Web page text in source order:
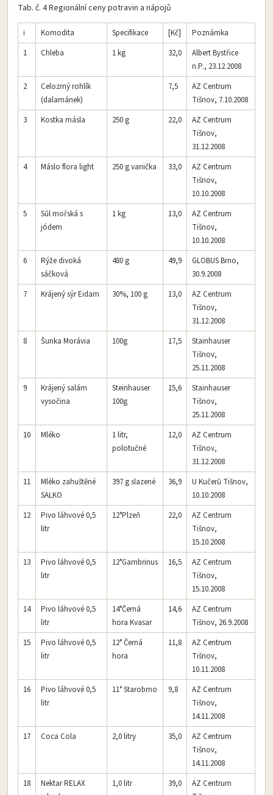
Tab. č. 4 Regionální ceny potravin a nápojů
i Komodita Specifikace [Kč]
Poznámka
1
Chleba 1 kg 32,0
Albert Bystřice
n.P., 23.12.2008
2
Celozrný rohlík
(dalamánek)
7,5
AZ Centrum
Tišnov, 7.10.2008
3
Kostka másla 250 g 22,0
AZ Centrum
Tišnov,
31.12.2008
4
Máslo flora light 250 g vanička 33,0
AZ Centrum
Tišnov,
10.10.2008
5
Sůl mořská s
jódem
1 kg 13,0
AZ Centrum
Tišnov,
10.10.2008
6
Rýže divoká
sáčková
480 g 49,9
GLOBUS Brno,
30.9.2008
7
Krájený sýr Eidam 30%, 100 g 13,0
AZ Centrum
Tišnov,
31.12.2008
8
Šunka Morávia 100g 17,5
Stainhauser
Tišnov,
25.11.2008
9
Krájený salám
vysočina
Steinhauser
100g
15,6
Stainhauser
Tišnov,
25.11.2008
10
Mléko
1 litr,
polotučné
12,0
AZ Centrum
Tišnov,
31.12.2008
11
Mléko zahuštěné
SALKO
397 g slazené 36,9
U Kučerů Tišnov,
10.10.2008
12
Pivo láhvové 0,5
litr
12°Plzeň 22,0
AZ Centrum
Tišnov,
15.10.2008
13
Pivo láhvové 0,5
litr
12°Gambrinus 16,5
AZ Centrum
Tišnov,
15.10.2008
14
Pivo láhvové 0,5
litr
14°Černá
hora Kvasar
14,6
AZ Centrum
Tišnov, 26.9.2008
15
Pivo láhvové 0,5
litr
12° Černá
hora
11,8
AZ Centrum
Tišnov,
10.11.2008
16
Pivo láhvové 0,5
litr
11° Starobrno 9,8
AZ Centrum
Tišnov,
14.11.2008
17
Coca Cola 2,0 litry 35,0
AZ Centrum
Tišnov,
14.11.2008
18
Nektar RELAX
1,0 litr 39,0
AZ Centrum